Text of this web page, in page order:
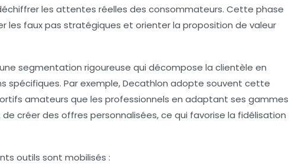
les attentes réelles des consommateurs. Cette phase
les faux pas stratégiques et orienter la proposition de valeur
segmentation rigoureuse qui décompose la clientèle en
spécifiques. Par exemple, Decathlon adopte souvent cette
amateurs que les professionnels en adaptant ses gammes
créer des offres personnalisées, ce qui favorise la fidélisation
outils sont mobilisés :